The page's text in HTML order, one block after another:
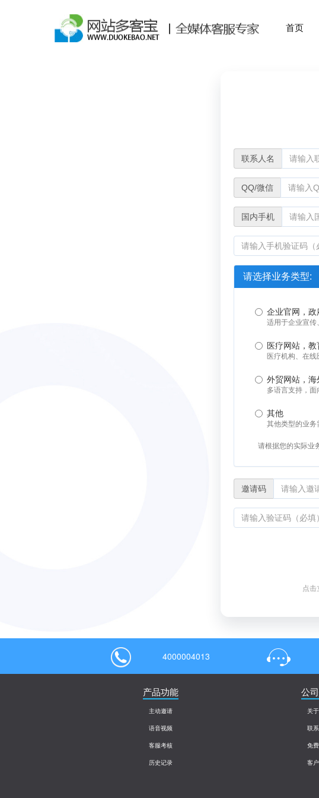
首页
联系人名
QQ/微信
国内手机
请选择业务类型:
企业官网，
适用于企业宣传
医疗网站，
医疗机构、在
外贸网站，海
多语言支持，
其他
其他类型的业务
请根据您的实际业
邀请码
点击
4000004013
产品功能
主动邀请
语音视频
客服考核
历史记录
公
关
联
免
客